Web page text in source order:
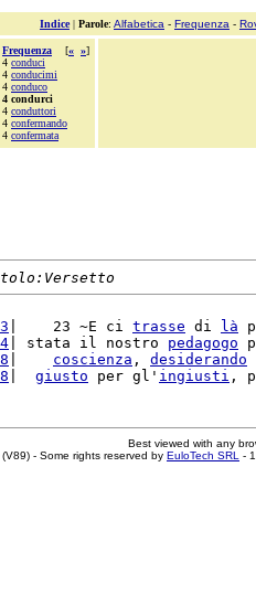
Indice| Parole: Alfabetica - Frequenza -
Frequenza [« »]
4 conduci
4 conducimi
4 conduco
4 condurci
4 conduttori
4 confermando
4 confermata
|    23 ~E ci trasse di là
| stata il nostro pedagogo
coscienza , desiderando
giusto per gl' ingiusti ,
Best viewed with any
(V89) - Some rights reserved by EuloTech SRL -